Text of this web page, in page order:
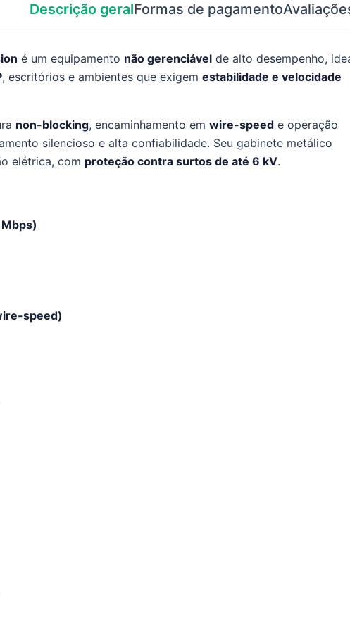
Descrição geralFormas de pagamento
é um equipamento não gerenciávelde alto desempenho,
, escritórios e ambientes que exigem estabilidade e velocidade
non-blocking, encaminhamento em wire-speede operação
silencioso e alta confiabilidade. Seu gabinete metálico
elétrica, com proteção contra surtos de até 6 kV.
speed)